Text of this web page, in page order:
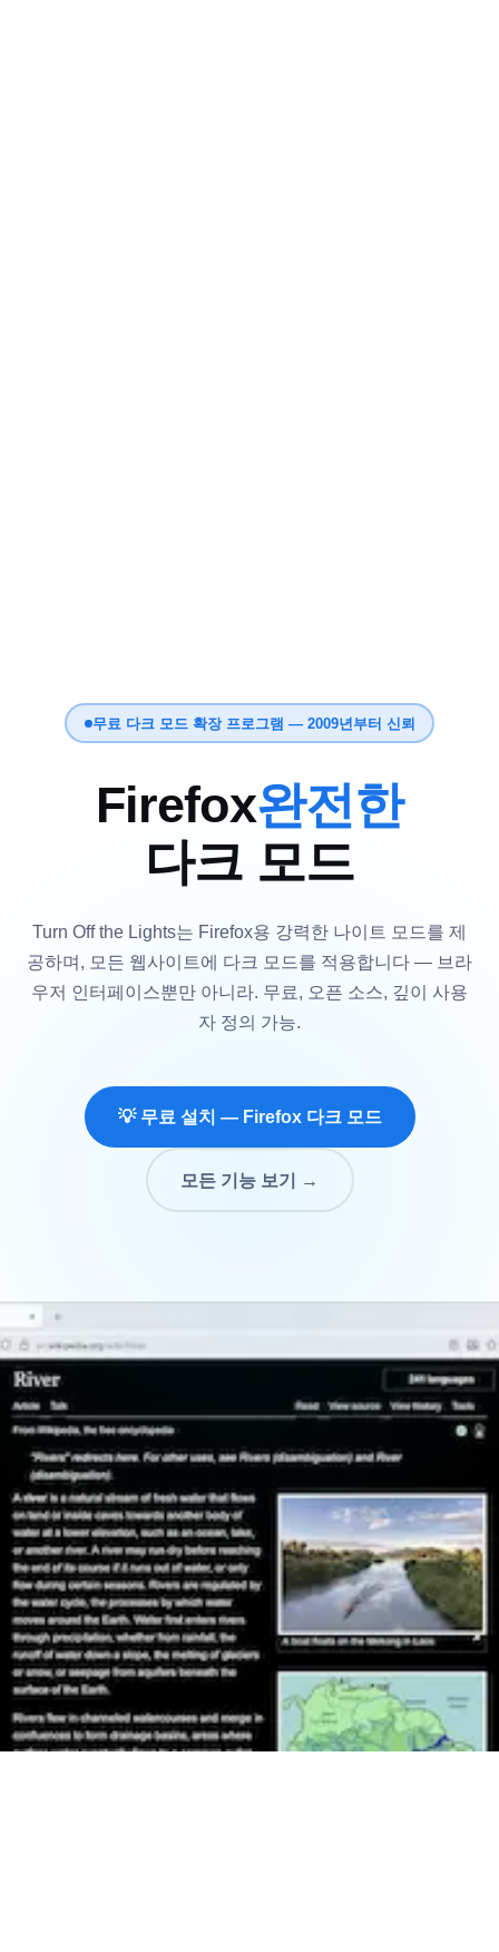
무료 다크 모드 확장 프로그램 — 2009년부터 신뢰
Firefox완전한
다크 모드
Turn Off the Lights는 Firefox용 강력한 나이트 모드를 제
공하며, 모든 웹사이트에 다크 모드를 적용합니다 — 브라
우저 인터페이스뿐만 아니라. 무료, 오픈 소스, 깊이 사용
자 정의 가능.
💡 무료 설치 — Firefox 다크 모드
모든 기능 보기 →